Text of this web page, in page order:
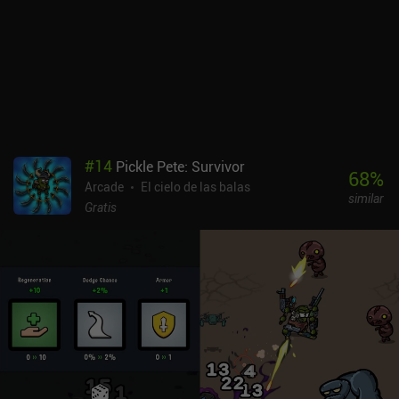
pero no parecen necesarias en absoluto. Por desgracia, los dos
personajes adicionales son bastante caros, 6,99 $ cada uno.
#14 Pickle Pete: Survivor
Arcade
El cielo de las balas
Gratis
68%
similar